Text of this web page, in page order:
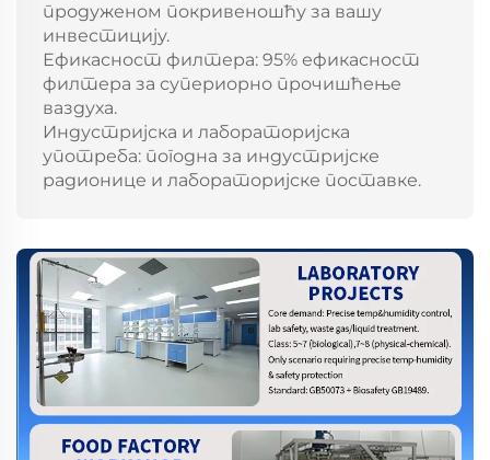
продуженом покривеношћу за вашу
инвестицију.
Ефикасност филтера: 95% ефикасност
филтера за супериорно прочишћење
ваздуха.
Индустријска и лабораторијска
употреба: погодна за индустријске
радионице и лабораторијске поставке.